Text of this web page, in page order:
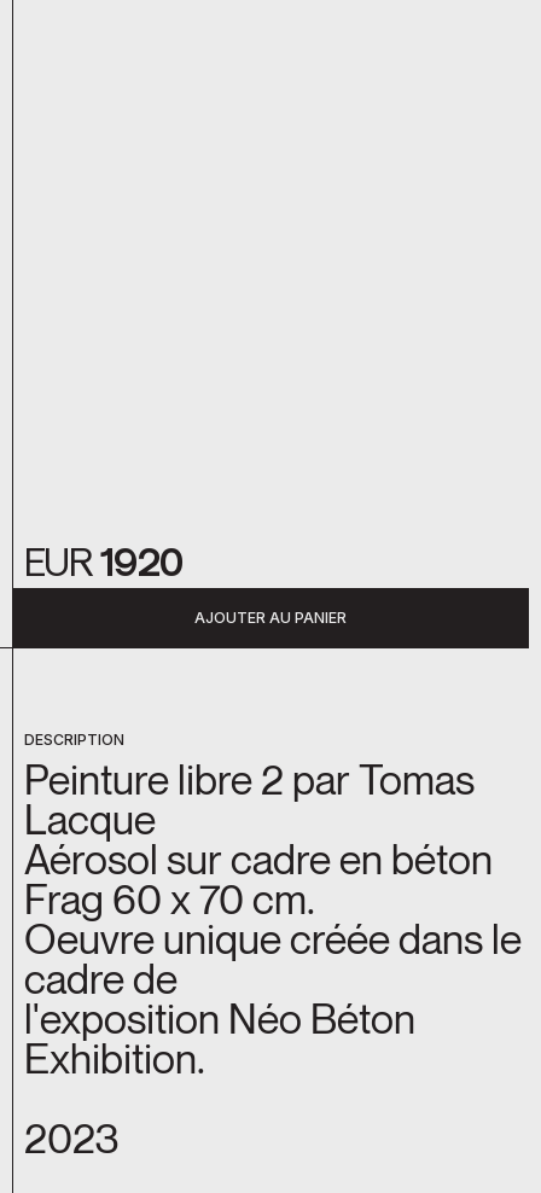
EUR1920
AJOUTER AU PANIER
DESCRIPTION
Peinture libre 2 par Tomas
Lacque
Aérosol sur cadre en béton
Frag 60 x 70 cm.
Oeuvre unique créée dans le
cadre de
l'exposition Néo Béton
Exhibition.
2023